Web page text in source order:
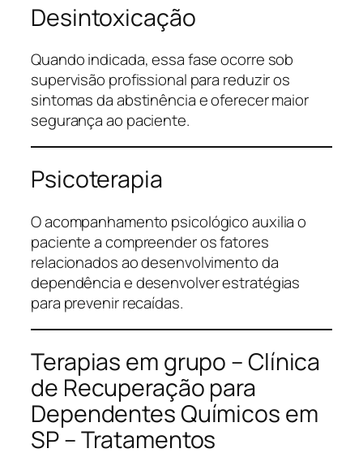
Desintoxicação
Quando indicada, essa fase ocorre sob
supervisão profissional para reduzir os
sintomas da abstinência e oferecer maior
segurança ao paciente.
Psicoterapia
O acompanhamento psicológico auxilia o
paciente a compreender os fatores
relacionados ao desenvolvimento da
dependência e desenvolver estratégias
para prevenir recaídas.
Terapias em grupo – Clínica
de Recuperação para
Dependentes Químicos em
SP – Tratamentos